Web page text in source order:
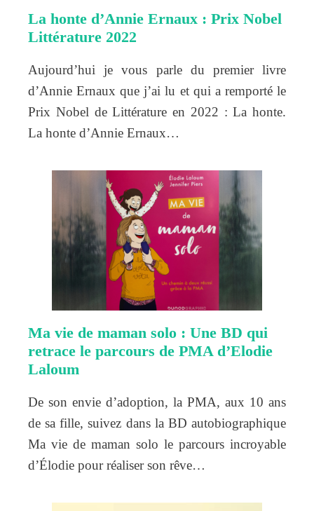
La honte d’Annie Ernaux : Prix Nobel
Littérature 2022
Aujourd’hui je vous parle du premier livre
d’Annie Ernaux que j’ai lu et qui a remporté le
Prix Nobel de Littérature en 2022 : La honte.
La honte d’Annie Ernaux…
Ma vie de maman solo : Une BD qui
retrace le parcours de PMA d’Elodie
Laloum
De son envie d’adoption, la PMA, aux 10 ans
de sa fille, suivez dans la BD autobiographique
Ma vie de maman solo le parcours incroyable
d’Élodie pour réaliser son rêve…